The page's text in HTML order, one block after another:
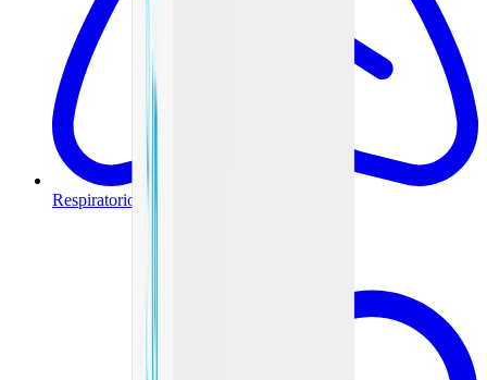
Respiratorio